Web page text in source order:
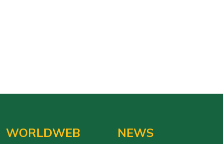
WORLDWEB NEWS